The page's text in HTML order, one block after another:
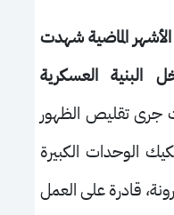
الماضية شهدت
البنية العسكرية
تقليص الظهور
الوحدات الكبيرة
قادرة على العمل